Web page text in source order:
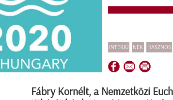
INTERJÚ NEK HASZNOS
Fábry Kornélt, a Nemzetközi